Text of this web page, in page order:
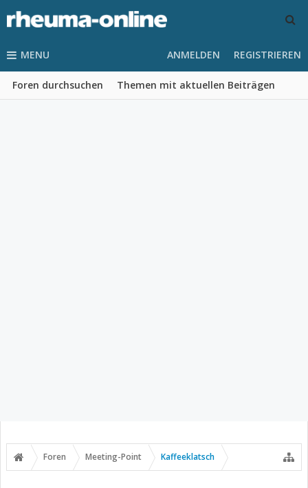
MENU
Foren durchsuchen Themen mit aktuellen Beiträgen
ANMELDEN REGISTRIEREN
Foren Meeting-Point Kaffeeklatsch